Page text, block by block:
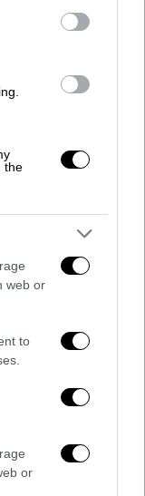
the
web or
to
or
1922,
της έκθεσης
και την
που η
τομείς της